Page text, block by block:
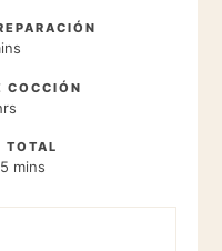
COCCIÓN
TOTAL
mins